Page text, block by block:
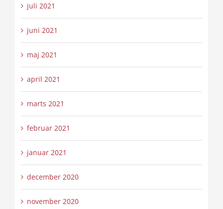
juli 2021
juni 2021
maj 2021
april 2021
marts 2021
februar 2021
januar 2021
december 2020
november 2020